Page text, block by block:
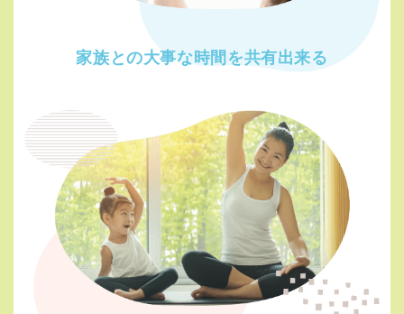
家族との大事な時間を共有出来る